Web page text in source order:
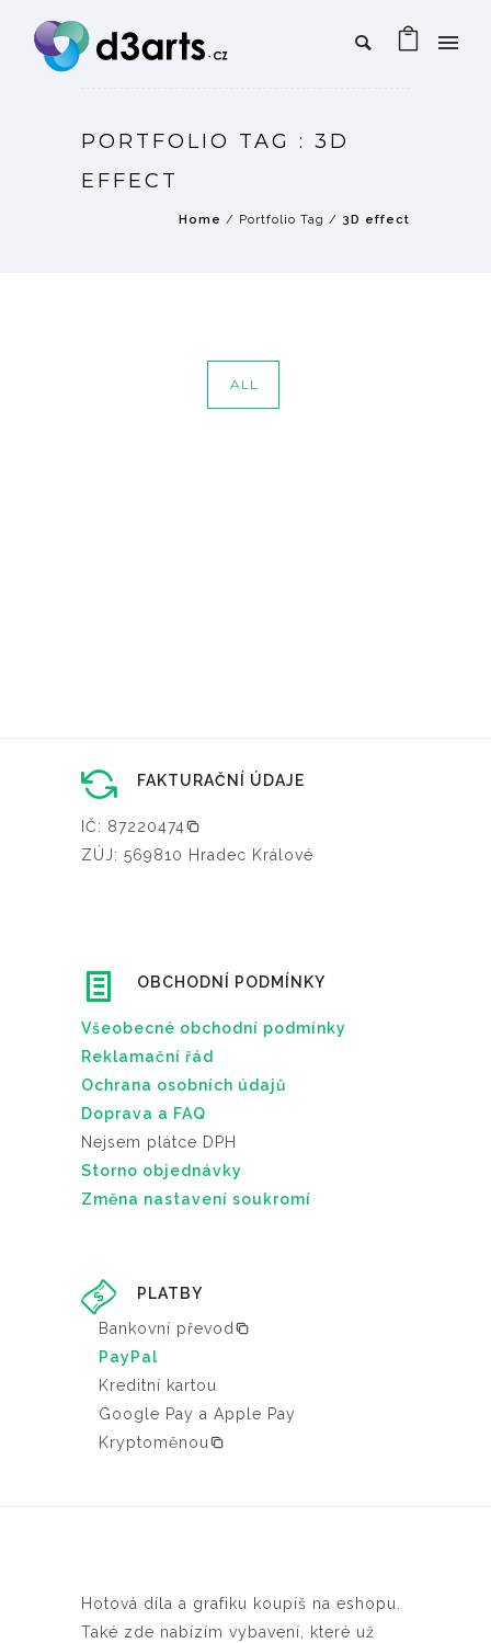
PORTFOLIO TAG : 3D
EFFECT
Home / Portfolio Tag / 3D effect
ALL
FAKTURAČNÍ ÚDAJE
IČ: 87220474
ZÚJ: 569810 Hradec Králové
OBCHODNÍ PODMÍNKY
Všeobecné obchodní podmínky
Reklamační řád
Ochrana osobních údajů
Doprava a FAQ
Nejsem plátce DPH
Storno objednávky
Změna nastavení soukromí
PLATBY
Bankovní převod
PayPal
Kreditní kartou
Google Pay a Apple Pay
Kryptoměnou
Hotová díla a grafiku koupíš na eshopu.
Také zde nabízím vybavení, které už